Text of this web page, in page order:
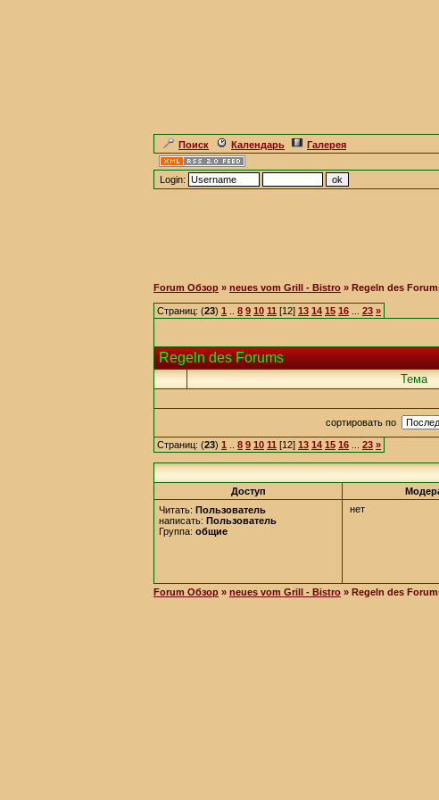
Поиск Календарь Галерея
Login:
Forum Обзор » neues vom Grill - Bistro » Regeln des
Страниц: (23) 1 8 9 10 11 [12] 13 14 15 16 23 »
Regeln des Forums
Teмa
сортировать по
Страниц: (23) 1 8 9 10 11 [12] 13 14 15 16 23 »
Доступ
Читать: Пользователь
написать: Пользователь
Группа: общие
нет
Forum Обзор » neues vom Grill - Bistro » Regeln des